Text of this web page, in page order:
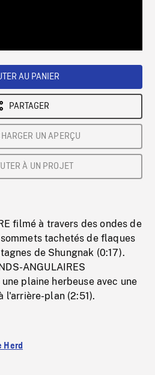
AU PANIER
PARTAGER
UN APERÇU
À UN PROJET
filmé à travers des ondes de
tachetés de flaques
de Shungnak (0:17).
ANGULAIRES
plaine herbeuse avec une
l'arrière-plan (2:51).
Herd